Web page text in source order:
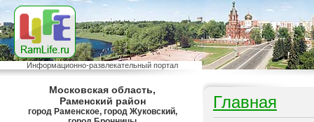
Информационно-развлекательный портал
Московская область,
Раменский район
город Раменское, город Жуковский,
Главная